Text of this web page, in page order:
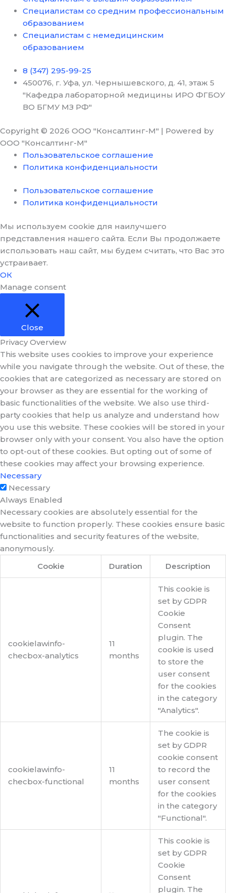
Специалистам со средним профессиональным
образованием
Специалистам с немедицинским
образованием
8 (347) 295-99-25
450076, г. Уфа, ул. Чернышевского, д. 41, этаж 5
"Кафедра лабораторной медицины ИРО ФГБОУ
ВО БГМУ МЗ РФ"
Copyright © 2026 ООО "Консалтинг-М" | Powered by
ООО "Консалтинг-М"
Пользовательское соглашение
Политика конфиденциальности
Пользовательское соглашение
Политика конфиденциальности
Мы используем cookie для наилучшего
представления нашего сайта. Если Вы продолжаете
использовать наш сайт, мы будем считать, что Вас это
устраивает.
ОК
Manage consent
Close
Privacy Overview
This website uses cookies to improve your experience
while you navigate through the website. Out of these, the
cookies that are categorized as necessary are stored on
your browser as they are essential for the working of
basic functionalities of the website. We also use third-
party cookies that help us analyze and understand how
you use this website. These cookies will be stored in your
browser only with your consent. You also have the option
to opt-out of these cookies. But opting out of some of
these cookies may affect your browsing experience.
Necessary
Necessary
Always Enabled
Necessary cookies are absolutely essential for the
website to function properly. These cookies ensure basic
functionalities and security features of the website,
anonymously.
Cookie
Duration Description
cookielawinfo-
checbox-analytics
11
months
This cookie is
set by GDPR
Cookie
Consent
plugin. The
cookie is used
to store the
user consent
for the cookies
in the category
"Analytics".
cookielawinfo-
checbox-functional
11
months
The cookie is
set by GDPR
cookie consent
to record the
user consent
for the cookies
in the category
"Functional".
This cookie is
set by GDPR
Cookie
Consent
plugin. The